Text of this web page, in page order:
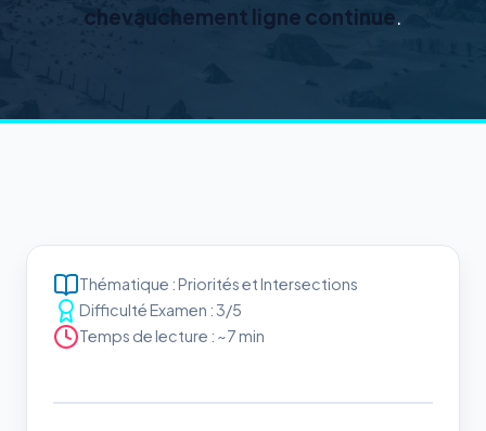
chevauchement ligne continue.
Thématique : Priorités et Intersections
Difficulté Examen : 3/5
Temps de lecture : ~7 min